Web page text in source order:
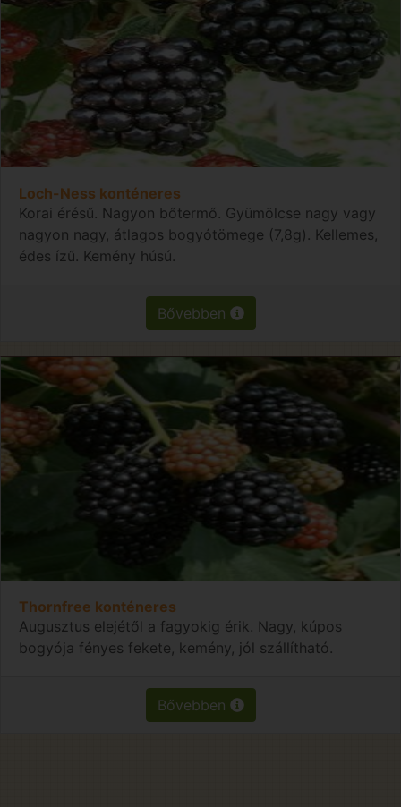
Loch-Ness konténeres
Korai érésű. Nagyon bőtermő. Gyümölcse nagy vagy
nagyon nagy, átlagos bogyótömege (7,8g). Kellemes,
édes ízű. Kemény húsú.
Bővebben
Thornfree konténeres
Augusztus elejétől a fagyokig érik. Nagy, kúpos
bogyója fényes fekete, kemény, jól szállítható.
Bővebben